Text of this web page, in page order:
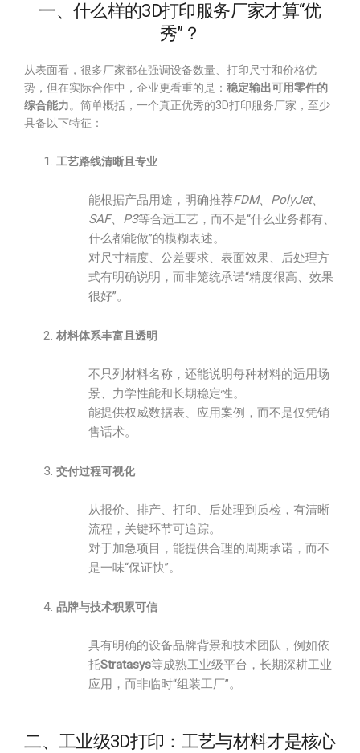
一、什么样的3D打印服务厂家才算“优
秀”？
从表面看，很多厂家都在强调设备数量、打印尺寸和价格优
势，但在实际合作中，企业更看重的是： 稳定输出可用零件的
综合能力。简单概括，一个真正优秀的3D打印服务厂家，至少
具备以下特征：
工艺路线清晰且专业
能根据产品用途，明确推荐FDM、PolyJet、
SAF、P3等合适工艺，而不是“什么业务都有、
什么都能做”的模糊表述。
对尺寸精度、公差要求、表面效果、后处理方
式有明确说明，而非笼统承诺“精度很高、效果
很好”。
材料体系丰富且透明
不只列材料名称，还能说明每种材料的适用场
景、力学性能和长期稳定性。
能提供权威数据表、应用案例，而不是仅凭销
售话术。
交付过程可视化
从报价、排产、打印、后处理到质检，有清晰
流程，关键环节可追踪。
对于加急项目，能提供合理的周期承诺，而不
是一味“保证快”。
品牌与技术积累可信
具有明确的设备品牌背景和技术团队，例如依
托Stratasys等成熟工业级平台，长期深耕工业
应用，而非临时“组装工厂”。
二、工业级3D打印：工艺与材料才是核心